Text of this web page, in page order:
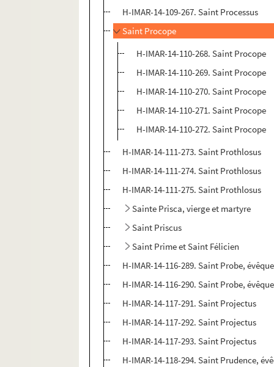
H-IMAR-14-109-267. Saint Processus
Saint Procope
H-IMAR-14-110-268. Saint Procope
H-IMAR-14-110-269. Saint Procope
H-IMAR-14-110-270. Saint Procope
H-IMAR-14-110-271. Saint Procope
H-IMAR-14-110-272. Saint Procope
H-IMAR-14-111-273. Saint Prothlosus
H-IMAR-14-111-274. Saint Prothlosus
H-IMAR-14-111-275. Saint Prothlosus
Sainte Prisca, vierge et martyre
Saint Priscus
Saint Prime et Saint Félicien
H-IMAR-14-116-289. Saint Probe, évêque
H-IMAR-14-116-290. Saint Probe, évêque
H-IMAR-14-117-291. Saint Projectus
H-IMAR-14-117-292. Saint Projectus
H-IMAR-14-117-293. Saint Projectus
H-IMAR-14-118-294. Saint Prudence,